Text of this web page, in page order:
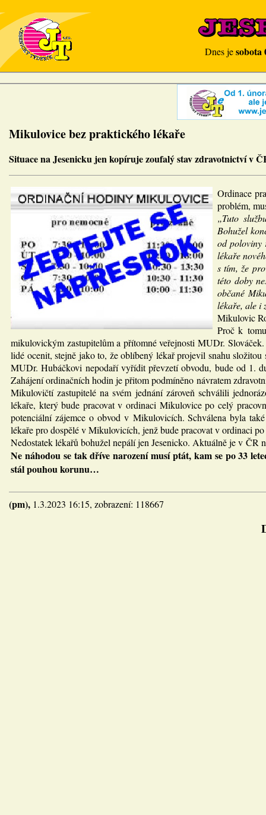
Dnes jesobota
Mikulovice bez praktického lékaře
Situace na Jesenicku jen kopíruje zoufalý stav zdravotnictví v
Ordinace
problém,
„Tuto
Bohužel
od poloviny
lékaře
s tím, že
této doby
občané
lékaře, ale i
Mikulovic
Proč k
mikulovickým zastupitelům a přítomné veřejnosti MUDr.
lidé ocenit, stejně jako to, že oblíbený lékař projevil snahu
MUDr. Hubáčkovi nepodaří vyřídit převzetí obvodu, bude od 1.
Zahájení ordinačních hodin je přitom podmíněno návratem
Mikulovičtí zastupitelé na svém jednání zároveň schválili
lékaře, který bude pracovat v ordinaci Mikulovice po celý
potenciální zájemce o obvod v Mikulovicích. Schválena byla
lékaře pro dospělé v Mikulovicích, jenž bude pracovat v ordinaci
Nedostatek lékařů bohužel nepálí jen Jesenicko. Aktuálně je v ČR
Ne náhodou se tak dříve narození musí ptát, kam se po 33
stál pouhou korunu…
(pm), 1.3.2023 16:15, zobrazení: 118667